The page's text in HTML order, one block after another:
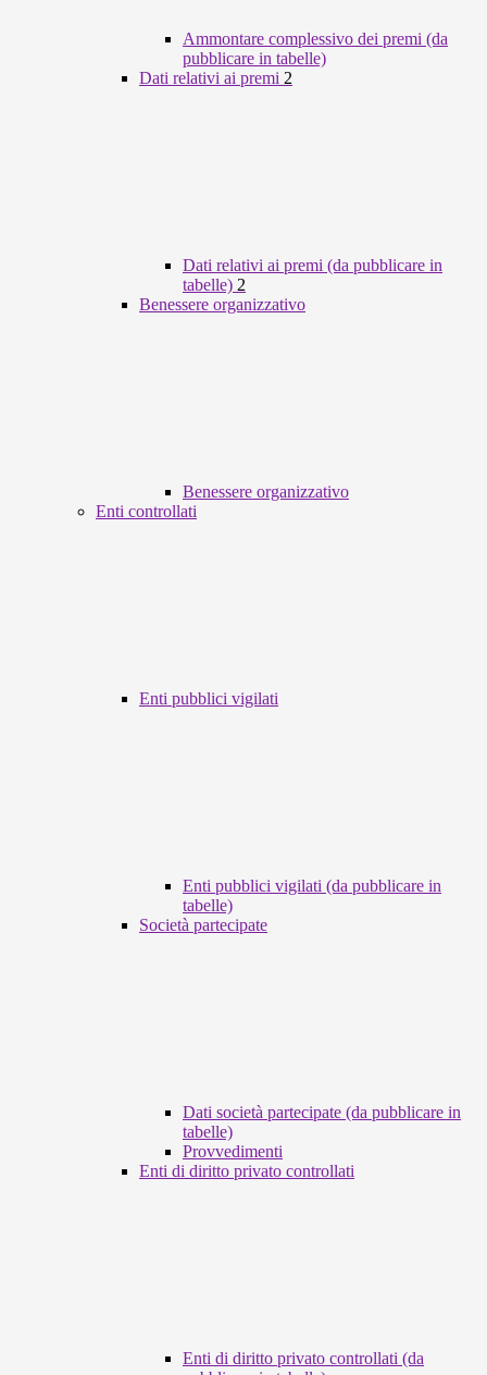
Ammontare complessivo dei premi (da
pubblicare in tabelle)
Dati relativi ai premi 2
Dati relativi ai premi (da pubblicare in
tabelle) 2
Benessere organizzativo
Benessere organizzativo
Enti controllati
Enti pubblici vigilati
Enti pubblici vigilati (da pubblicare in
tabelle)
Società partecipate
Dati società partecipate (da pubblicare in
tabelle)
Provvedimenti
Enti di diritto privato controllati
Enti di diritto privato controllati (da